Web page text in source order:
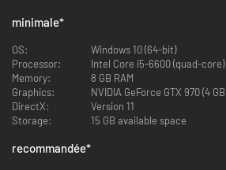
Tout autour gisent les ruines d'un monde
pétrolières abandonnées, centrales électriques
destruction. Un labo biologique secret est
île lointaine, alors que des gangs de pillards, de
contrôlent par la peur ce qui reste de la
traversent ces terres sans repos ni répit de nuit
les murs ne sont pas une garantie de sécurité.
la forêt se propage, une question se pose : est-
minimale*
OS:
Windows 10 (64-bit)
Processor:
Intel Core i5-6600 (quad-
Memory:
8 GB RAM
Graphics:
NVIDIA GeForce GTX 970 (4
DirectX:
Version 11
Storage:
15 GB available space
recommandée*